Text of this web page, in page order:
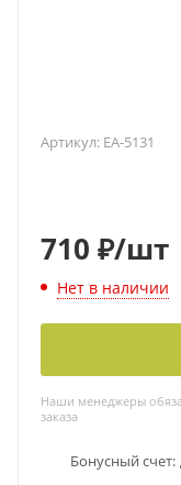
Артикул: EA-5131
710 ₽/шт
Нет в наличии
Наши менеджеры
заказа
Бонусный счет: